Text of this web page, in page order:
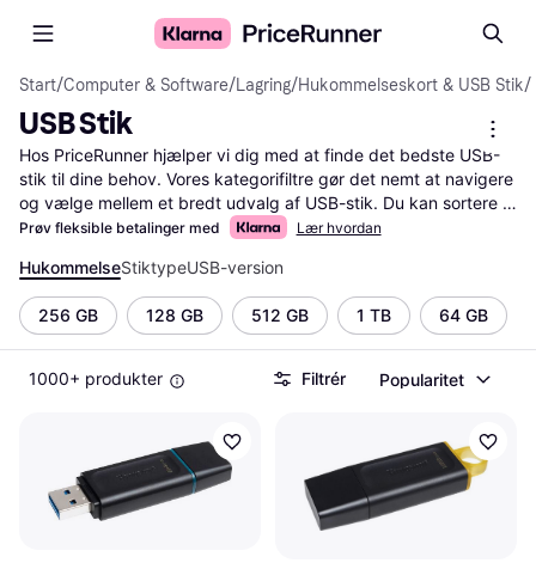
Start/Computer & Software/Lagring/Hukommelseskort & USB Stik/
USB Stik
Hos PriceRunner hjælper vi dig med at finde det bedste USB-
stik til dine behov. Vores kategorifiltre gør det nemt at navigere
og vælge mellem et bredt udvalg af USB-stik. Du kan sortere
efter kapacitet, hastighed, mærke og pris for at finde præcis
andres erfaringer og træffe den rigtige beslutning. Sammenlign
priser fra forskellige forhandlere for at sikre, at du får den
bedste handel. Start her for at finde dit næste USB-stik og gør
dit køb nemmere og mere effektivt. Mere om usb stik »
Prøv fleksible betalinger med Lær hvordan
HukommelseStiktypeUSB-version
256 GB 128 GB 512 GB 1 TB 64 GB
1000+ produkter Filtrér Popularitet